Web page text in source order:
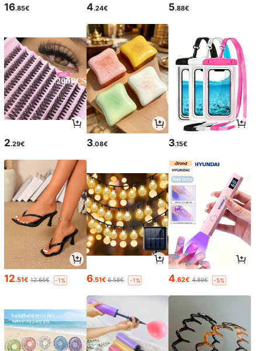
16.85€ 4.24€ 5.88€
2.29€ 3.08€ 3.15€
12.51€ 12.65€ -1% 6.51€ 6.58€ -1% 4.62€ 4.89€ -5%